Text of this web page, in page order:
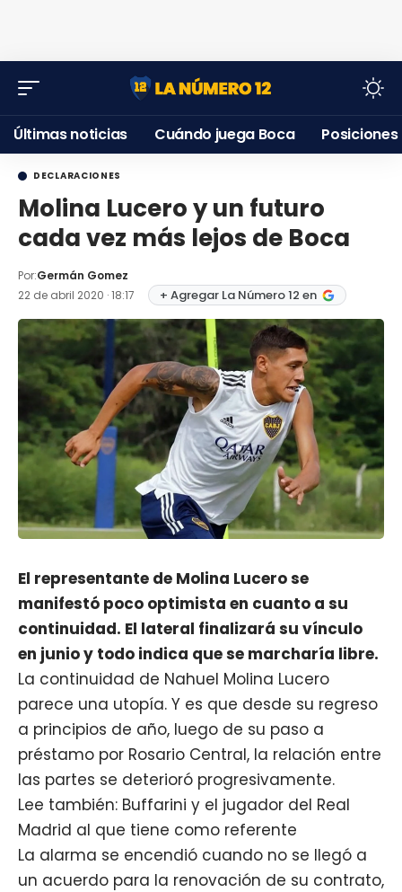
Últimas noticias Cuándo juega Boca Posiciones
DECLARACIONES
Molina Lucero y un futuro
cada vez más lejos de Boca
Por:Germán Gomez
22 de abril 2020 · 18:17
+ Agregar La Número 12 en
El representante de Molina Lucero se
manifestó poco optimista en cuanto a su
continuidad. El lateral finalizará su vínculo
en junio y todo indica que se marcharía libre.
La continuidad de Nahuel Molina Lucero
parece una utopía. Y es que desde su regreso
a principios de año, luego de su paso a
préstamo por Rosario Central, la relación entre
las partes se deterioró progresivamente.
Lee también: Buffarini y el jugador del Real
Madrid al que tiene como referente
La alarma se encendió cuando no se llegó a
un acuerdo para la renovación de su contrato,